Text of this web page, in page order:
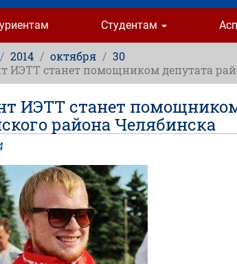
Студентам
2014 октября
30
ИЭТТ станет помощником депутата
ИЭТТ станет
района Челябинска